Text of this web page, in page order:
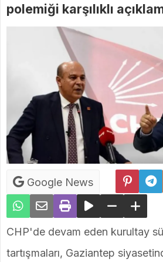
polemiği karşılıklı
Google News
CHP'de devam eden kurultay
tartışmaları, Gaziantep